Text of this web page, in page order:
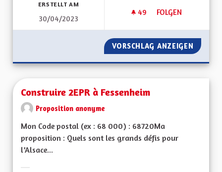
ERSTELLT AM
30/04/2023
49 49 FOLLOWER
FOLGEN
CRÉATION D‘UNE
VORSCHLAG ANZEIGEN
Construire 2EPR à Fessenheim
Proposition anonyme
Mon Code postal (ex : 68 000) : 68720Ma
proposition : Quels sont les grands défis pour
l’Alsace...